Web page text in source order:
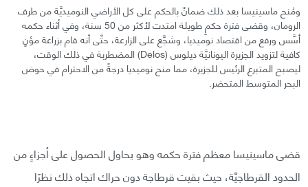
ومُنح ماسينيسا بعد ذلك ضمانٌ بالحكم على كل الأراضي النوميديَّة من طرف
الرومان، وقضى فترة حكمٍ طويلة امتدت لأكثر من 50 سنة، وفي أثناء حكمه
أسَّس ورفع من اقتصاد نوميديا، وشجَّع على الزارعة، حتَّى أنه قام بزراعة مؤنٍ
كافية لتزويد الجزيرة اليونانيَّة ديلوس (Delos) المضطربة في ذلك الوقت،
ليصبح المتبرع الرئيس للجزيرة، مما منح نوميديا درجةً من الاحترام في حوض
البحر المتوسط المتحضر.
قضى ماسينيسا معظم فترة حكمه وهو يحاول الحصول على أجزاءٍ من
الحدود القرطاجيَّة، حيث بقيت قرطاجة دون حراك اتجاه ذلك نظرًا